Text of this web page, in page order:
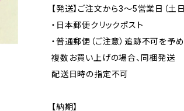
【発送】ご注文から3〜5営業日（土
・日本郵便クリックポスト
・普通郵便（ご注意）追跡不可を予
複数お買い上げの場合、同梱発送
配送日時の指定不可
【納期】